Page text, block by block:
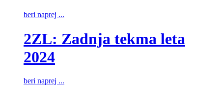
beri naprej ...
2ZL: Zadnja tekma leta
2024
beri naprej ...